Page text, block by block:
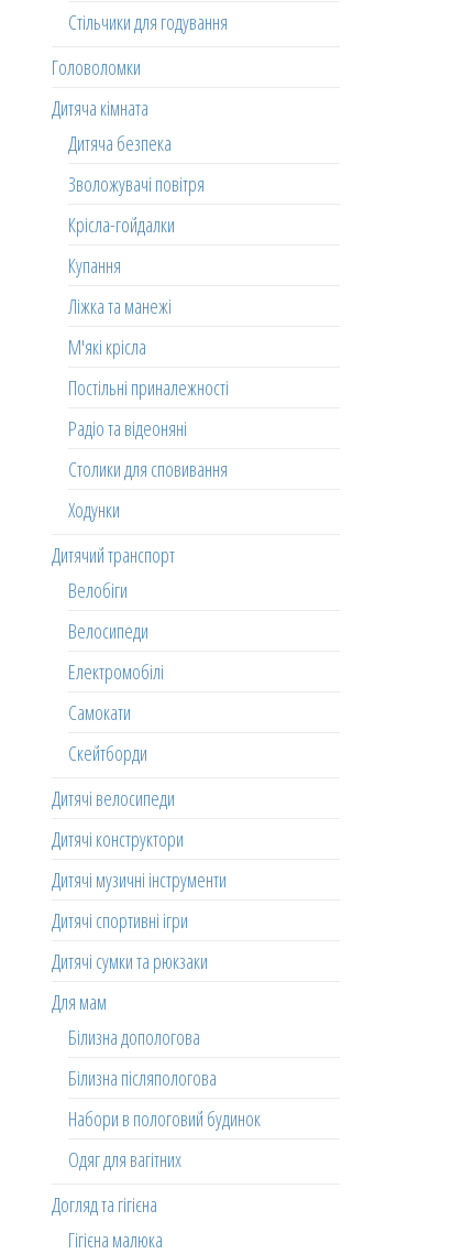
Стільчики для годування
Головоломки
Дитяча кімната
Дитяча безпека
Зволожувачі повітря
Крісла-гойдалки
Купання
Ліжка та манежі
М'які крісла
Постільні приналежності
Радіо та відеоняні
Столики для сповивання
Ходунки
Дитячий транспорт
Велобіги
Велосипеди
Електромобілі
Самокати
Скейтборди
Дитячі велосипеди
Дитячі конструктори
Дитячі музичні інструменти
Дитячі спортивні ігри
Дитячі сумки та рюкзаки
Для мам
Білизна допологова
Білизна післяпологова
Набори в пологовий будинок
Одяг для вагітних
Догляд та гігієна
Гігієна малюка